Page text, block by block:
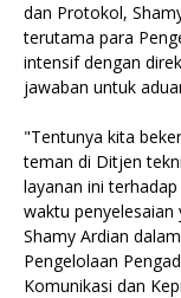
dan Protokol,
terutama para
intensif dengan
jawaban untuk
"Tentunya kita
teman di Ditjen
layanan ini
waktu penyelesaian
Shamy Ardian
Pengelolaan
Komunikasi dan